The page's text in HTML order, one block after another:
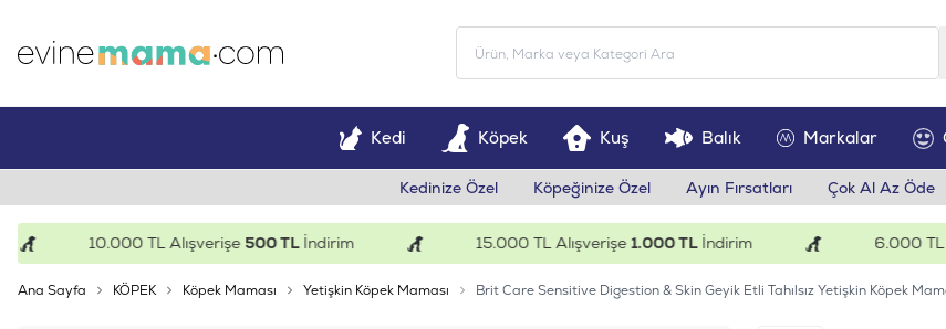
Kedi Köpek Kuş Balık Markalar
Kedinize Özel Köpeğinize Özel Ayın Fırsatları Çok Al Az Öde
10.000 TL Alışverişe500 TLİndirim 15.000 TL Alışverişe1.000 TLİndirim 6.000 TL
Ana Sayfa KÖPEK Köpek Maması Yetişkin Köpek Maması Brit Care Sensitive Digestion & Skin Geyik Etli Tahılsız Yetişkin Köpek